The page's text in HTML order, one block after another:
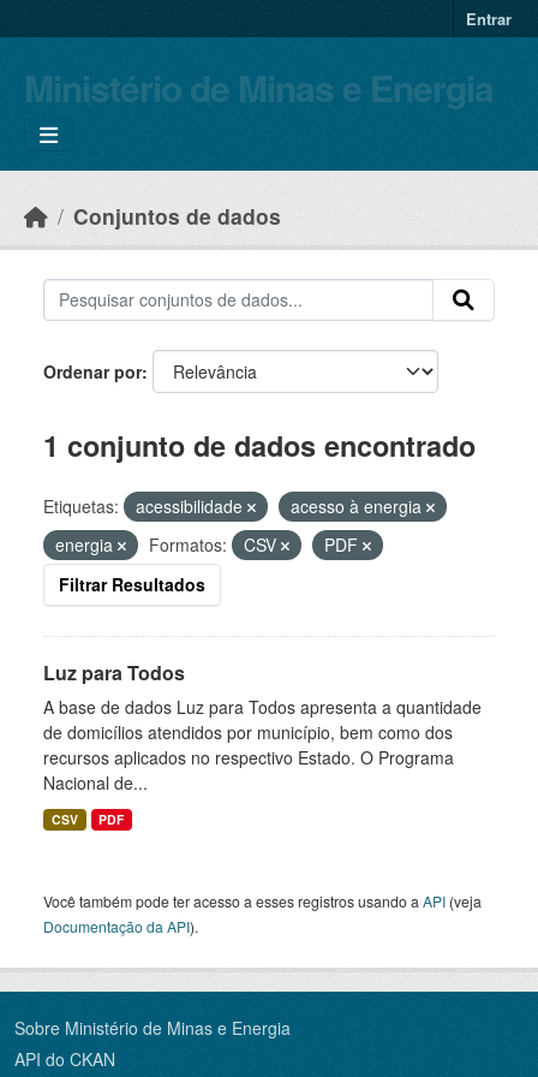
Entrar
Ministério de Minas e Energia
Conjuntos de dados
Ordenar por
1 conjunto de dados encontrado
Etiquetas: acessibilidade
acesso à energia
energia
Formatos: CSV
PDF
Filtrar Resultados
Luz para Todos
A base de dados Luz para Todos apresenta a quantidade
de domicílios atendidos por município, bem como dos
recursos aplicados no respectivo Estado. O Programa
Nacional de...
CSV PDF
Você também pode ter acesso a esses registros usando a API (veja
Documentação da API).
Sobre Ministério de Minas e Energia
API do CKAN